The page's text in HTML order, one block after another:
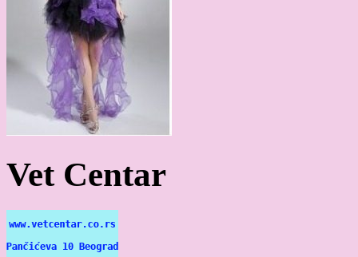
Vet Centar